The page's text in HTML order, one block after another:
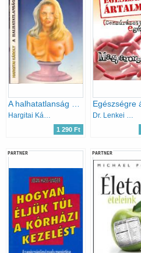
A halhatatlanság küszöbén
Hargitai Károly
1 290 Ft
Dr. Lenkei Gábor
PARTNER PARTNER